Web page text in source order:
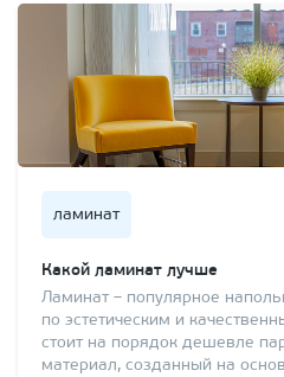
ламинат
Какой ламинат лучше
Ламинат – популярное
по эстетическим и
стоит на порядок дешевле
материал, созданный на